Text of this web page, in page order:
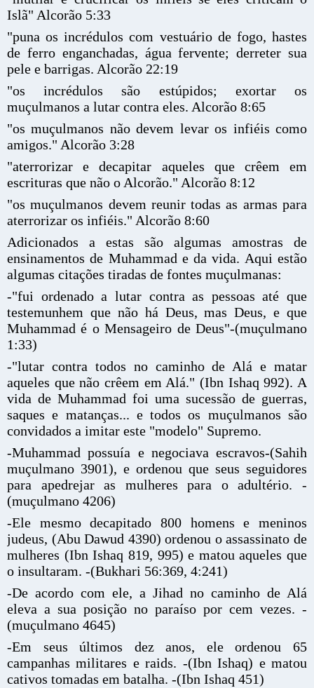
Islã" Alcorão 5:33
"puna os incrédulos com vestuário de fogo, hastes
de ferro enganchadas, água fervente; derreter sua
pele e barrigas. Alcorão 22:19
"os incrédulos são estúpidos; exortar os
muçulmanos a lutar contra eles. Alcorão 8:65
"os muçulmanos não devem levar os infiéis como
amigos." Alcorão 3:28
"aterrorizar e decapitar aqueles que crêem em
escrituras que não o Alcorão." Alcorão 8:12
"os muçulmanos devem reunir todas as armas para
aterrorizar os infiéis." Alcorão 8:60
Adicionados a estas são algumas amostras de
ensinamentos de Muhammad e da vida. Aqui estão
algumas citações tiradas de fontes muçulmanas:
-"fui ordenado a lutar contra as pessoas até que
testemunhem que não há Deus, mas Deus, e que
Muhammad é o Mensageiro de Deus"-(muçulmano
1:33)
-"lutar contra todos no caminho de Alá e matar
aqueles que não crêem em Alá." (Ibn Ishaq 992). A
vida de Muhammad foi uma sucessão de guerras,
saques e matanças... e todos os muçulmanos são
convidados a imitar este "modelo" Supremo.
-Muhammad possuía e negociava escravos-(Sahih
muçulmano 3901), e ordenou que seus seguidores
para apedrejar as mulheres para o adultério. -
(muçulmano 4206)
-Ele mesmo decapitado 800 homens e meninos
judeus, (Abu Dawud 4390) ordenou o assassinato de
mulheres (Ibn Ishaq 819, 995) e matou aqueles que
o insultaram. -(Bukhari 56:369, 4:241)
-De acordo com ele, a Jihad no caminho de Alá
eleva a sua posição no paraíso por cem vezes. -
(muçulmano 4645)
-Em seus últimos dez anos, ele ordenou 65
campanhas militares e raids. -(Ibn Ishaq) e matou
cativos tomadas em batalha. -(Ibn Ishaq 451)